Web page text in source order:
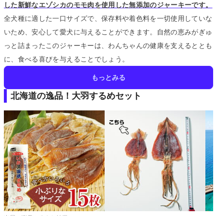
した新鮮なエゾシカのモモ肉を使用した無添加のジャーキーです。
全犬種に適した一口サイズで、保存料や着色料を一切使用していな
いため、安心して愛犬に与えることができます。
自然の恵みがぎゅ
っと詰まったこのジャーキーは、わんちゃんの健康を支えるととも
に、食べる喜びを与えることでしょう。
もっとみる
北海道の逸品！大羽するめセット